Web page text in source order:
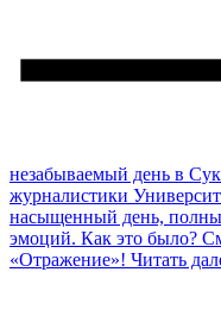
незабываемый день в
журналистики
насыщенный день,
эмоций. Как это было?
«Отражение»! Читать